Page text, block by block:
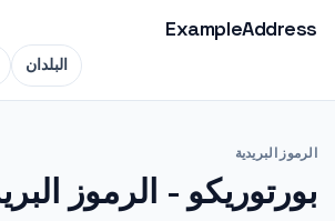
ExampleAddress
البلدان
الرموز البريدية
بورتوريكو - الرموز